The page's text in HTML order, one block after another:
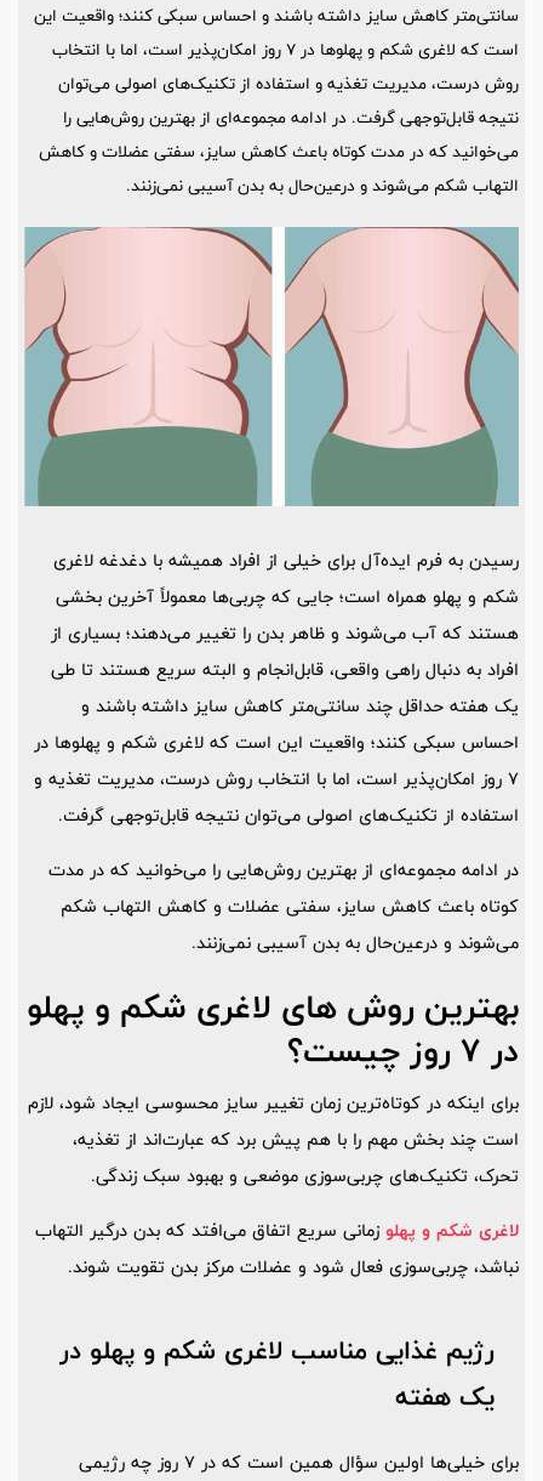
سانتی‌متر کاهش سایز داشته باشند و احساس سبکی کنند؛ واقعیت این
است که لاغری شکم و پهلوها در ۷ روز امکان‌پذیر است، اما با انتخاب
روش درست، مدیریت تغذیه و استفاده از تکنیک‌های اصولی می‌توان
نتیجه قابل‌توجهی گرفت. در ادامه مجموعه‌ای از بهترین روش‌هایی را
می‌خوانید که در مدت کوتاه باعث کاهش سایز، سفتی عضلات و کاهش
التهاب شکم می‌شوند و درعین‌حال به بدن آسیبی نمی‌زنند.
رسیدن به فرم ایده‌آل برای خیلی از افراد همیشه با دغدغه لاغری
شکم و پهلو همراه است؛ جایی که چربی‌ها معمولاً آخرین بخشی
هستند که آب می‌شوند و ظاهر بدن را تغییر می‌دهند؛ بسیاری از
افراد به دنبال راهی واقعی، قابل‌انجام و البته سریع هستند تا طی
یک هفته حداقل چند سانتی‌متر کاهش سایز داشته باشند و
احساس سبکی کنند؛ واقعیت این است که لاغری شکم و پهلوها در
7 روز امکان‌پذیر است، اما با انتخاب روش درست، مدیریت تغذیه و
استفاده از تکنیک‌های اصولی می‌توان نتیجه قابل‌توجهی گرفت.
در ادامه مجموعه‌ای از بهترین روش‌هایی را می‌خوانید که در مدت
کوتاه باعث کاهش سایز، سفتی عضلات و کاهش التهاب شکم
می‌شوند و درعین‌حال به بدن آسیبی نمی‌زنند.
بهترین روش‌ های لاغری شکم و پهلو
در 7 روز چیست؟
برای اینکه در کوتاه‌ترین زمان تغییر سایز محسوسی ایجاد شود، لازم
است چند بخش مهم را با هم پیش برد که عبارت‌اند از تغذیه،
تحرک، تکنیک‌های چربی‌سوزی موضعی و بهبود سبک زندگی.
لاغری شکم و پهلو زمانی سریع اتفاق می‌افتد که بدن درگیر التهاب
نباشد، چربی‌سوزی فعال شود و عضلات مرکز بدن تقویت شوند.
رژیم غذایی مناسب لاغری شکم و پهلو در
یک هفته
برای خیلی‌ها اولین سؤال همین است که در 7 روز چه رژیمی